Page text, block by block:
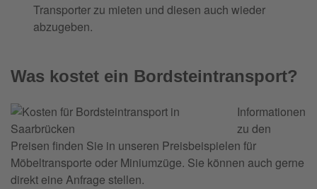
Transporter zu mieten und diesen auch wieder
abzugeben.
Was kostet ein Bordsteintransport?
Informationen
zu den
Preisen finden Sie in unseren Preisbeispielen für
Möbeltransporte oder Miniumzüge. Sie können auch gerne
direkt eine Anfrage stellen.